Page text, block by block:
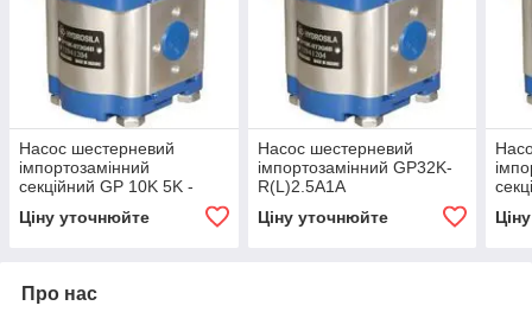
Насос шестерневий
імпортозамінний
секційний GP 10K 5K -
Ціну уточнюйте
Насос шестерневий
імпортозамінний GP32K-
R(L)2.5A1A
Ціну уточнюйте
Про нас